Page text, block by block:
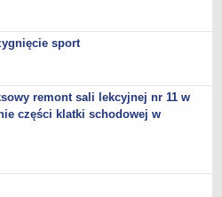
sport
remont sali lekcyjnej nr 11 w
części klatki schodowej w